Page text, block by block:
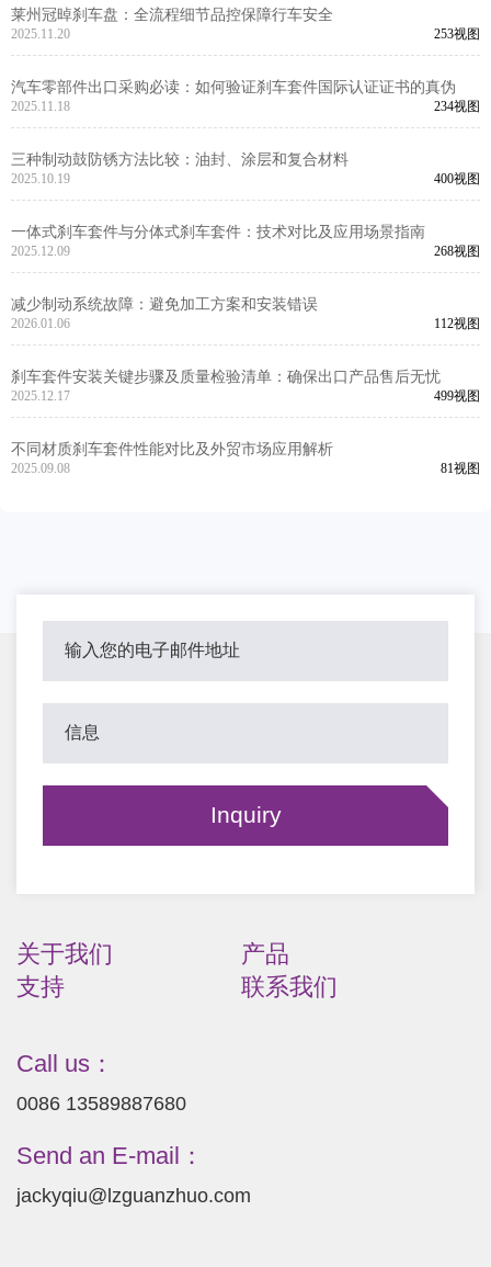
莱州冠晫刹车盘：全流程细节品控保障行车安全
2025.11.20 253视图
汽车零部件出口采购必读：如何验证刹车套件国际认证证书的真伪
2025.11.18 234视图
三种制动鼓防锈方法比较：油封、涂层和复合材料
2025.10.19 400视图
一体式刹车套件与分体式刹车套件：技术对比及应用场景指南
2025.12.09 268视图
减少制动系统故障：避免加工方案和安装错误
2026.01.06 112视图
刹车套件安装关键步骤及质量检验清单：确保出口产品售后无忧
2025.12.17 499视图
不同材质刹车套件性能对比及外贸市场应用解析
2025.09.08 81视图
关于我们
产品
支持
联系我们
Call us：
0086 13589887680
Send an E-mail：
jackyqiu@lzguanzhuo.com